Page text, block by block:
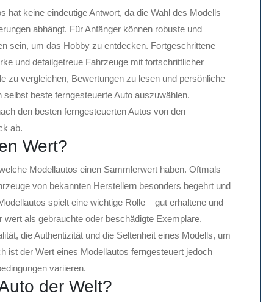
hat keine eindeutige Antwort, da die Wahl des Modells
abhängt. Für Anfänger können robuste und
sein, um das Hobby zu entdecken. Fortgeschrittene
und detailgetreue Fahrzeuge mit fortschrittlicher
zu vergleichen, Bewertungen zu lesen und persönliche
beste ferngesteuerte Auto auszuwählen.
den besten ferngesteuerten Autos von den
ab.
Wert?
Modellautos einen Sammlerwert haben. Oftmals
von bekannten Herstellern besonders begehrt und
spielt eine wichtige Rolle – gut erhaltene und
als gebrauchte oder beschädigte Exemplare.
die Authentizität und die Seltenheit eines Modells, um
ist der Wert eines Modellautos ferngesteuert jedoch
variieren.
der Welt?